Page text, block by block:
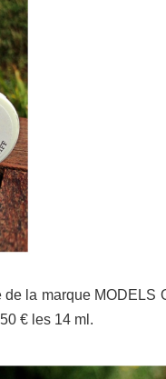
la marque MODELS
€ les 14 ml.